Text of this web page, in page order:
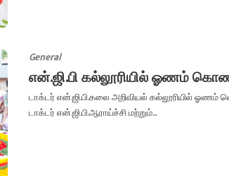
General
என்.ஜி.பி கல்லூரியில் ஓணம்
டாக்டர் என்.ஜி.பி.கலை அறிவியல் கல்லூரியில் ஓணம்
டாக்டர் என்.ஜி.பி.ஆராய்ச்சி மற்றும்...